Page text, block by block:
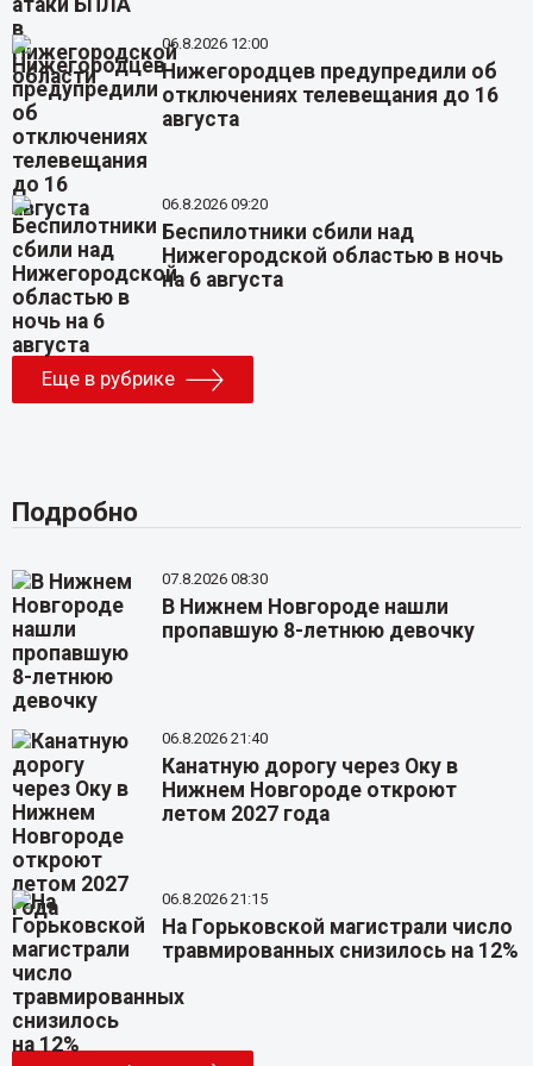
06.8.2026 12:00
Нижегородцев предупредили об
отключениях телевещания до 16
августа
06.8.2026 09:20
Беспилотники сбили над
Нижегородской областью в ночь
на 6 августа
Еще в рубрике
Подробно
07.8.2026 08:30
В Нижнем Новгороде нашли
пропавшую 8-летнюю девочку
06.8.2026 21:40
Канатную дорогу через Оку в
Нижнем Новгороде откроют
летом 2027 года
06.8.2026 21:15
На Горьковской магистрали число
травмированных снизилось на 12%